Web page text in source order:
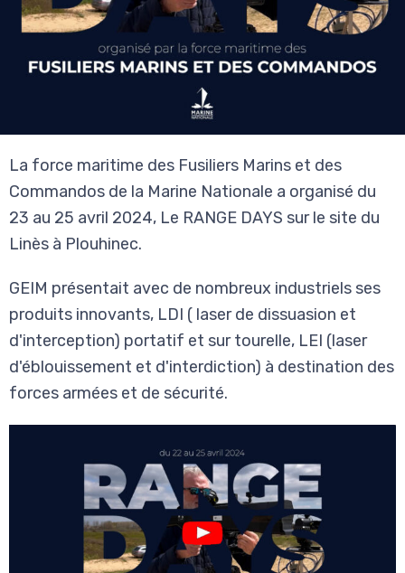
La force maritime des Fusiliers Marins et des
Commandos de la Marine Nationale a organisé du
23 au 25 avril 2024, Le RANGE DAYS sur le site du
Linès à Plouhinec.
GEIM présentait avec de nombreux industriels ses
produits innovants, LDI ( laser de dissuasion et
d'interception) portatif et sur tourelle, LEI (laser
d'éblouissement et d'interdiction) à destination des
forces armées et de sécurité.